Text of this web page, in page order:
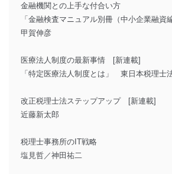
金融機関との上手な付合い方
「金融検査マニュアル別冊（中小企業融資
甲賀伸彦
医療法人制度の最新事情 [新連載]
「特定医療法人制度とは」 東日本税理士
改正税理士法ステップアップ [新連載]
近藤新太郎
税理士事務所のIT戦略
塩見哲／神田祐二